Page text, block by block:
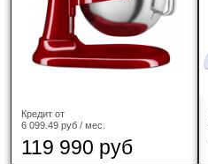
Кредит от
6 099.49 руб / мес.
119 990 руб